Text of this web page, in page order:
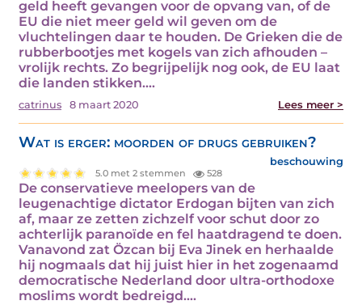
geld heeft gevangen voor de opvang van, of de
EU die niet meer geld wil geven om de
vluchtelingen daar te houden. De Grieken die de
rubberbootjes met kogels van zich afhouden –
vrolijk rechts. Zo begrijpelijk nog ook, de EU laat
die landen stikken.…
catrinus 8 maart 2020 Lees meer >
Wat is erger: moorden of drugs gebruiken?
beschouwing
5.0 met 2 stemmen 528
De conservatieve meelopers van de
leugenachtige dictator Erdogan bijten van zich
af, maar ze zetten zichzelf voor schut door zo
achterlijk paranoïde en fel haatdragend te doen.
Vanavond zat Özcan bij Eva Jinek en herhaalde
hij nogmaals dat hij juist hier in het zogenaamd
democratische Nederland door ultra-orthodoxe
moslims wordt bedreigd.…